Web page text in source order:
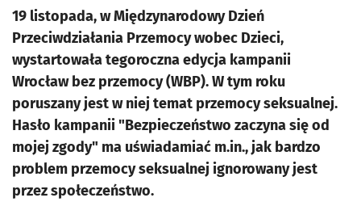
19 listopada, w Międzynarodowy Dzień
Przeciwdziałania Przemocy wobec Dzieci,
wystartowała tegoroczna edycja kampanii
Wrocław bez przemocy (WBP). W tym roku
poruszany jest w niej temat przemocy seksualnej.
Hasło kampanii "Bezpieczeństwo zaczyna się od
mojej zgody" ma uświadamiać m.in., jak bardzo
problem przemocy seksualnej ignorowany jest
przez społeczeństwo.